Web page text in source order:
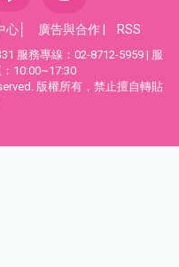
心 廣告與合作| RSS
服務專線：02-8712-5959 | 服
10:00~17:30
版權所有，禁止擅自轉貼